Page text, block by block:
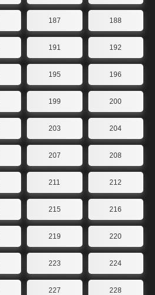
187 188
191 192
195 196
199 200
203 204
207 208
211 212
215 216
219 220
223 224
227 228